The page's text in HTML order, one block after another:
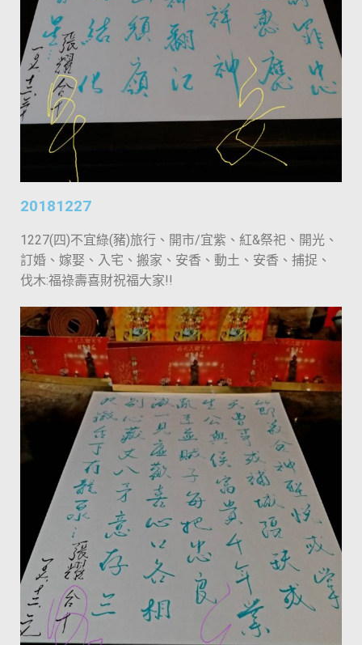
20181227
1227(四)不宜綠(豬)旅行、開市/宜紫、紅&祭祀、開光、
訂婚、嫁娶、入宅、搬家、安香、動土、安香、捕捉、
伐木:福祿壽喜財祝福大家!!